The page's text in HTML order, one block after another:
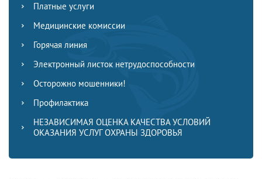
Платные услуги
Медицинские комиссии
Горячая линия
Электронный листок нетрудоспособности
Осторожно мошенники!
Профилактика
НЕЗАВИСИМАЯ ОЦЕНКА КАЧЕСТВА УСЛОВИЙ
ОКАЗАНИЯ УСЛУГ ОХРАНЫ ЗДОРОВЬЯ